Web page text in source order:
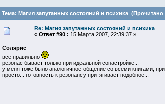
Тема: Магия запутанных состояний и психика (Прочитано
Re: Магия запутанных состояний и психика
« Ответ #90 : 15 Марта 2007, 22:39:37 »
Солярис
все правильно
резонас бывает только при идеальной сонастройке...
у меня тоже было аналогичное общение со всеми книгами,
просто... готовность к резонансу притягивает подобное...